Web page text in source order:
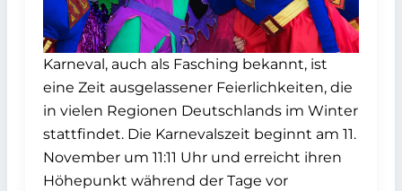
Karneval, auch als Fasching bekannt, ist
eine Zeit ausgelassener Feierlichkeiten, die
in vielen Regionen Deutschlands im Winter
stattfindet. Die Karnevalszeit beginnt am 11.
November um 11:11 Uhr und erreicht ihren
Höhepunkt während der Tage vor